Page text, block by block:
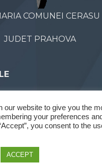
COMUNEI CERASU
JUDET PRAHOVA
interese
52/2003
our website to give you the
your preferences
you consent to the
ACCEPT